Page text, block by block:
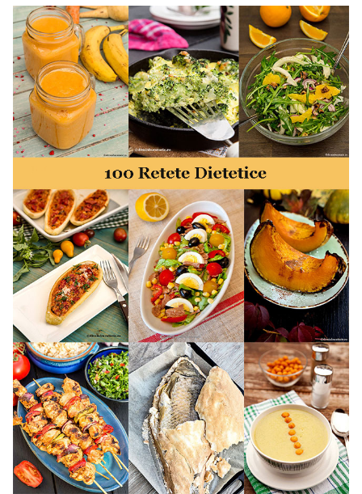
minute. Retete rapide. Retete rapide de mancare. Idei
retete mancare rapid